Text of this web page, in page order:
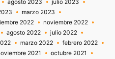
agosto 2023
julio 2023
marzo 2023
2022
noviembre 2022
agosto 2022
julio 2022
marzo 2022
febrero 2022
2021
octubre 2021